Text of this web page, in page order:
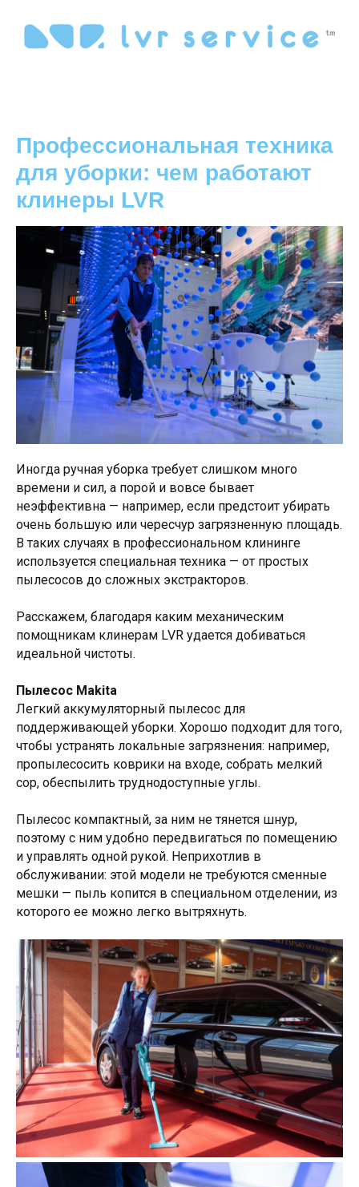
Профессиональная техника
для уборки: чем работают
клинеры LVR
Иногда ручная уборка требует слишком много
времени и сил, а порой и вовсе бывает
неэффективна — например, если предстоит убирать
очень большую или чересчур загрязненную площадь.
В таких случаях в профессиональном клининге
используется специальная техника — от простых
пылесосов до сложных экстракторов.
Расскажем, благодаря каким механическим
помощникам клинерам LVR удается добиваться
идеальной чистоты.
Пылесос Makita
Легкий аккумуляторный пылесос для
поддерживающей уборки. Хорошо подходит для того,
чтобы устранять локальные загрязнения: например,
пропылесосить коврики на входе, собрать мелкий
сор, обеспылить труднодоступные углы.
Пылесос компактный, за ним не тянется шнур,
поэтому с ним удобно передвигаться по помещению
и управлять одной рукой. Неприхотлив в
обслуживании: этой модели не требуются сменные
мешки — пыль копится в специальном отделении, из
которого ее можно легко вытряхнуть.